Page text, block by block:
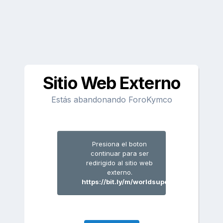
Sitio Web Externo
Estás abandonando ForoKymco
Presiona el boton
continuar para ser
redirigido al sitio web
externo.
https://bit.ly/m/worldsuperblogger